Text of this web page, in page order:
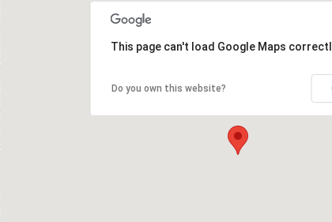
This page can't load Google Maps
Do you own this website?